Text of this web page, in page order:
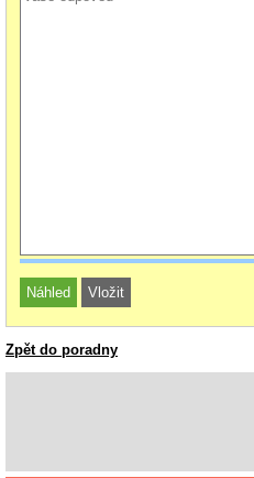
Zpět do poradny